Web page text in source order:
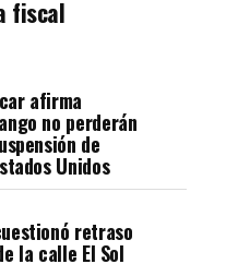
fiscal
afirma
no perderán
de
Unidos
retraso
la calle El Sol